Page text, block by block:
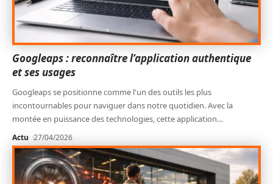
Googleaps : reconnaître l’application authentique
et ses usages
Googleaps se positionne comme l'un des outils les plus
incontournables pour naviguer dans notre quotidien. Avec la
montée en puissance des technologies, cette application…
Actu 27/04/2026